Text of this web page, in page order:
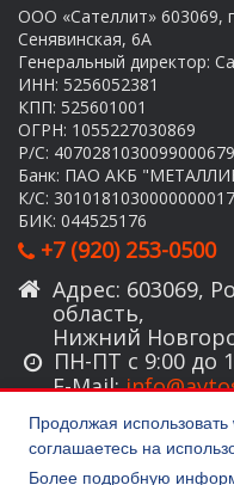
ООО «Сателлит» 603069,
Сенявинская, 6А
Генеральный директор:
ИНН: 5256052381
КПП: 525601001
ОГРН: 1055227030869
Р/С:
Банк: ПАО АКБ
К/С:
БИК: 044525176
+7 (920) 253-0500
Адрес: 603069,
область,
Нижний
ПН-ПТ с 9:00 до
E-Mail:
1992-2026 ©
Продолжая использовать
соглашаетесь на
Более подробную